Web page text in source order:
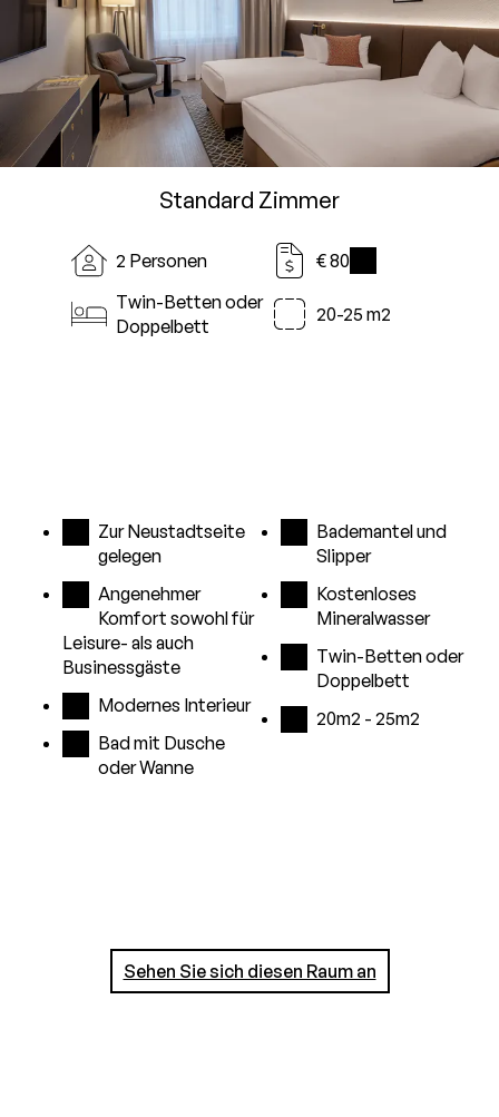
Standard Zimmer
2 Personen
€ 80
Twin-Betten oder
Doppelbett
20-25 m2
Zur Neustadtseite
gelegen
Angenehmer
Komfort sowohl für
Leisure- als auch
Businessgäste
Modernes Interieur
Bad mit Dusche
oder Wanne
Bademantel und
Slipper
Kostenloses
Mineralwasser
Twin-Betten oder
Doppelbett
20m2 - 25m2
Sehen Sie sich diesen Raum an